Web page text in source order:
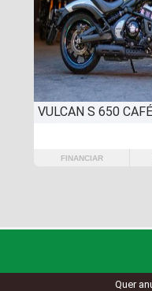
VULCAN S 650 CAFÉ
FINANCIAR
Quer